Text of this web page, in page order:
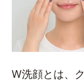
W洗顔とは、